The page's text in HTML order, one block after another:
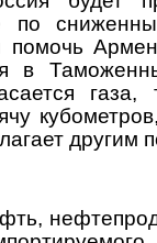
по
помочь
в
газа,
другим